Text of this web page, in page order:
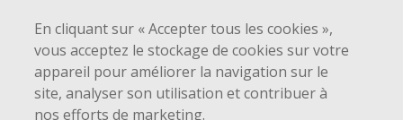
content
A EN
En cliquant sur « Accepter tous les cookies »,
vous acceptez le stockage de cookies sur votre
appareil pour améliorer la navigation sur le
site, analyser son utilisation et contribuer à
nos efforts de marketing.